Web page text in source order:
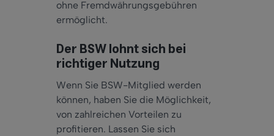
ohne Fremdwährungsgebühren
ermöglicht.
Der BSW lohnt sich bei
richtiger Nutzung
Wenn Sie BSW-Mitglied werden
können, haben Sie die Möglichkeit,
von zahlreichen Vorteilen zu
profitieren. Lassen Sie sich